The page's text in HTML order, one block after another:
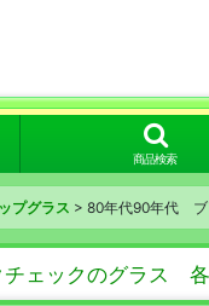
商品検索
プグラス > 80年代90年代
ェックのグラス